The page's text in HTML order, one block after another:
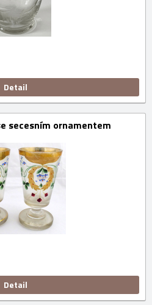
Detail
secesním ornamentem
Detail